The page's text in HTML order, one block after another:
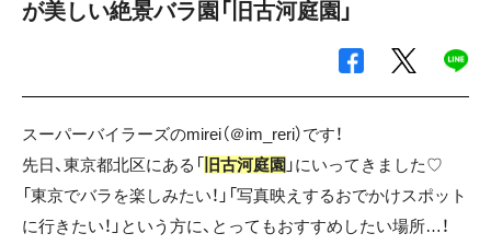
が美しい絶景バラ園「旧古河庭園」
スーパーバイラーズのmirei（＠im_reri）です！
先日、東京都北区にある「 旧古河庭園 」にいってきました♡
「東京でバラを楽しみたい！」「写真映えするおでかけスポット
に行きたい！」という方に、とってもおすすめしたい場所…！